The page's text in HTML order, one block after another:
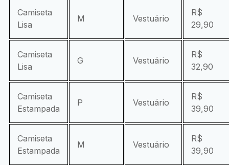
Camiseta
Lisa
M Vestuário
R$
29,90
Camiseta
Lisa
G Vestuário
R$
32,90
Camiseta
Estampada
P Vestuário
R$
39,90
Camiseta
Estampada
M Vestuário
R$
39,90